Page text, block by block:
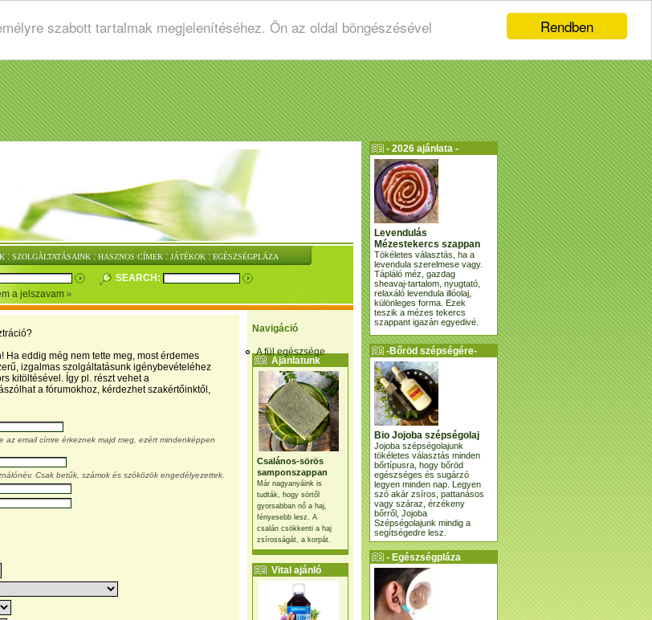
Rendben
szabott tartalmak megjelenítéséhez. Ön az oldal böngészésével
: SZOLGÁLTATÁSAINK : HASZNOS CÍMEK : JÁTÉKOK : EGÉSZSÉGPLÁZA
SEARCH:
a jelszavam
Navigáció
A fül egészsége
Ajánlatunk
Csalános-sörös
samponszappan
Már nagyanyáink is
tudták, hogy sörtől
gyorsabban nő a haj,
fényesebb lesz. A
csalán csökkenti a haj
zsírosságát, a korpát.
Vital ajánló
Ha eddig még nem tette meg, most érdemes
izgalmas szolgáltatásunk igénybevételéhez
kitöltésével. Így pl. részt vehet a
a fórumokhoz, kérdezhet szakértőinktől,
az email címre érkeznek majd meg, ezért mindenképpen
Csak betűk, számok és szóközök engedélyezettek.
- 2026 ajánlata -
Levendulás
Mézestekercs szappan
Tökéletes választás, ha a
levendula szerelmese vagy.
Tápláló méz, gazdag
sheavaj-tartalom, nyugtató,
relaxáló levendula illóolaj,
különleges forma. Ezek
teszik a mézes tekercs
szappant igazán egyedivé.
-Bőröd szépségére-
Bio Jojoba szépségolaj
Jojoba szépségolajunk
tökéletes választás minden
bőrtípusra, hogy bőröd
egészséges és sugárzó
legyen minden nap. Legyen
szó akár zsíros, pattanásos
vagy száraz, érzékeny
bőrről, Jojoba
Szépségolajunk mindig a
segítségedre lesz.
- Egészségpláza
ajánlatunk -